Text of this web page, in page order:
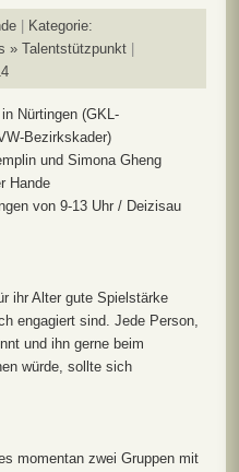
Kategorie:
» Talentstützpunkt
Nürtingen (GKL-
Bezirkskader)
und Simona Gheng
Hande
von 9-13 Uhr / Deizisau
ihr Alter gute Spielstärke
engagiert sind. Jede Person,
und ihn gerne beim
würde, sollte sich
momentan zwei Gruppen mit